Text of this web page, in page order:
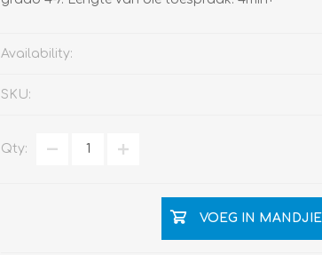
Availability:
SKU:
Qty:
VOEG IN MANDJIE